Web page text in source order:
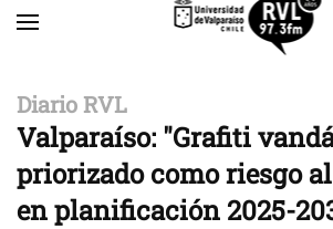
Diario RVL
Valparaíso: "Grafiti
priorizado como riesgo
en planificación 2025-